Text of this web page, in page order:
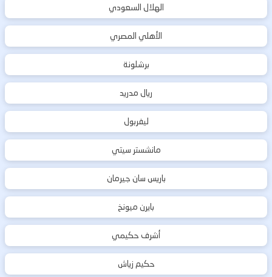
الهلال السعودي
الأهلي المصري
برشلونة
ريال مدريد
ليفربول
مانشستر سيتي
باريس سان جيرمان
بايرن ميونخ
أشرف حكيمي
حكيم زياش